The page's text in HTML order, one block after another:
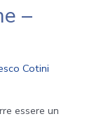
–
Cotini
essere un